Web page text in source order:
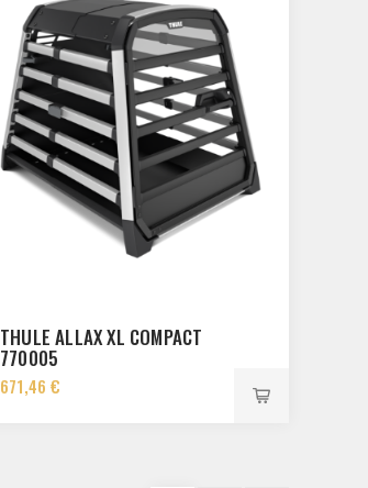
THULE ALLAX XL COMPACT
770005
671,46 €